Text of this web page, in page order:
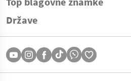
Države